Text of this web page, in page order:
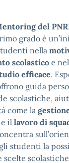
del
grado è
nella
scolastico e
efficace.
guida
scolastiche,
come la
e il lavoro di
studenti la